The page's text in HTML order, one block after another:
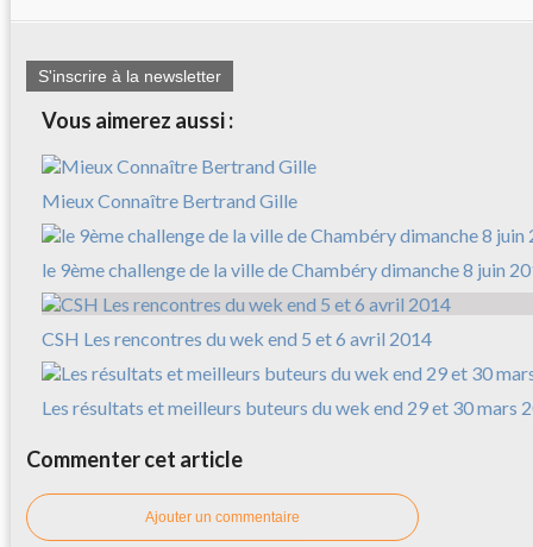
S'inscrire à la newsletter
Vous aimerez aussi :
Mieux Connaître Bertrand Gille
le 9ème challenge de la ville de Chambéry dimanche 8 juin
CSH Les rencontres du wek end 5 et 6 avril 2014
Les résultats et meilleurs buteurs du wek end 29 et 30 mars
Commenter cet article
Ajouter un commentaire